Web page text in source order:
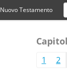
Nuovo Testamento
1 2